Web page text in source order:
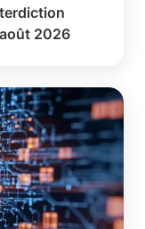
2026